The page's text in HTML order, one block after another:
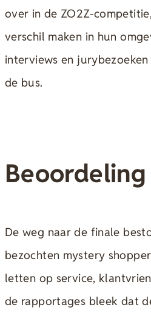
over in de ZO2Z-
verschil maken in hun
interviews en
de bus.
De weg naar de finale
bezochten mystery
letten op service,
de rapportages bleek dat